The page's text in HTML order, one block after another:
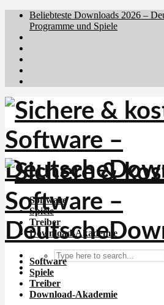
Beliebteste Downloads 2026 –
Programme und Spiele
Software
Spiele
Treiber
Download-Akademie
Software
Spiele
Treiber
Download-Akademie